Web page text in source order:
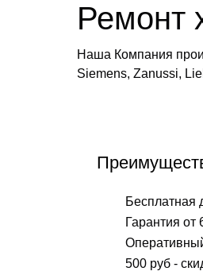
Ремонт
Наша Компания
Siemens, Zanussi,
Бесплатная
Гарантия от
500 руб -